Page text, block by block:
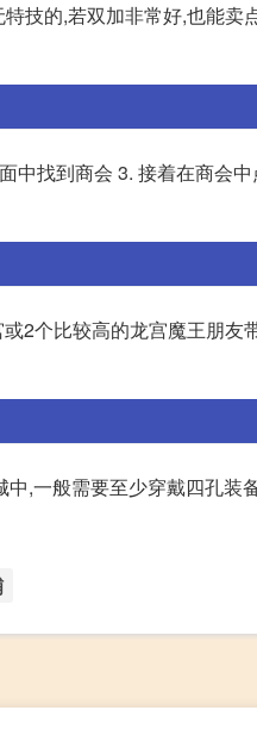
技的,若双加非常好,也能卖
中找到商会 3. 接着在商会
2个比较高的龙宫魔王朋友
,一般需要至少穿戴四孔装